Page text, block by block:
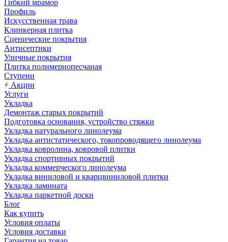
Гибкий мрамор
Профиль
Искусственная трава
Клинкерная плитка
Сценические покрытия
Антисептики
Уличные покрытия
Плитка полимернопесчаная
Ступени
Акции
Услуги
Укладка
Демонтаж старых покрытий
Подготовка основания, устройство стяжки
Укладка натурального линолеума
Укладка антистатического, токопроводящего линолеума
Укладка ковролина, ковровой плитки
Укладка спортивных покрытий
Укладка коммерческого линолеума
Укладка виниловой и кварцвиниловой плитки
Укладка ламината
Укладка паркетной доски
Блог
Как купить
Условия оплаты
Условия доставки